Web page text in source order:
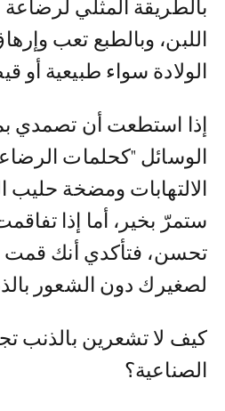
بالطريقة المثلي لرضاعة
اللبن، وبالطبع تعب
الولادة سواء طبيعية أو
إذا استطعت أن تصمدي
الوسائل "كحلمات
الالتهابات ومضخة حليب
ستمرّ بخير، أما إذا
تحسن، فتأكدي أنك قمت
لصغيرك دون الشعور
كيف لا تشعرين بالذنب
الصناعية؟